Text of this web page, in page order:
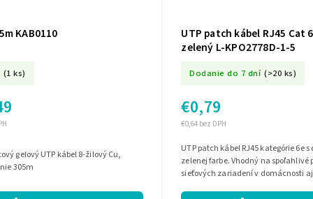
KAB0110
(1 ks)
305m
UTP patch kábel RJ45 Cat
zelený L-KPO2778D-1-5
Dodanie do 7 dní (>20 ks)
€0,64 bez DPH
€0,79
UTP patch kábel RJ45 kategórie 6e
zelenej farbe. Vhodný na spoľahlivé
sieťových zariadení v domácnosti